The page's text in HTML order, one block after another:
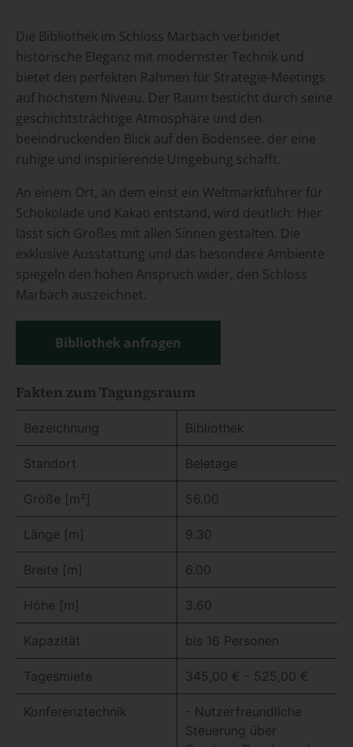
Die Bibliothek im Schloss Marbach verbindet
historische Eleganz mit modernster Technik und
bietet den perfekten Rahmen für Strategie-Meetings
auf höchstem Niveau. Der Raum besticht durch seine
geschichtsträchtige Atmosphäre und den
beeindruckenden Blick auf den Bodensee, der eine
ruhige und inspirierende Umgebung schafft.
An einem Ort, an dem einst ein Weltmarktführer für
Schokolade und Kakao entstand, wird deutlich: Hier
lässt sich Großes mit allen Sinnen gestalten. Die
exklusive Ausstattung und das besondere Ambiente
spiegeln den hohen Anspruch wider, den Schloss
Marbach auszeichnet.
Bibliothek anfragen
Fakten zum Tagungsraum
Bezeichnung Bibliothek
Standort Beletage
Größe [m²] 56.00
Länge [m] 9.30
Breite [m] 6.00
Höhe [m] 3.60
Kapazität bis 16 Personen
Tagesmiete 345,00 € - 525,00 €
Konferenztechnik
- Nutzerfreundliche
Steuerung über